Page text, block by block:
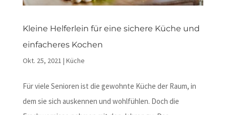
Kleine Helferlein für eine sichere Küche und
einfacheres Kochen
Okt. 25, 2021 | Küche
Für viele Senioren ist die gewohnte Küche der Raum, in
dem sie sich auskennen und wohlfühlen. Doch die